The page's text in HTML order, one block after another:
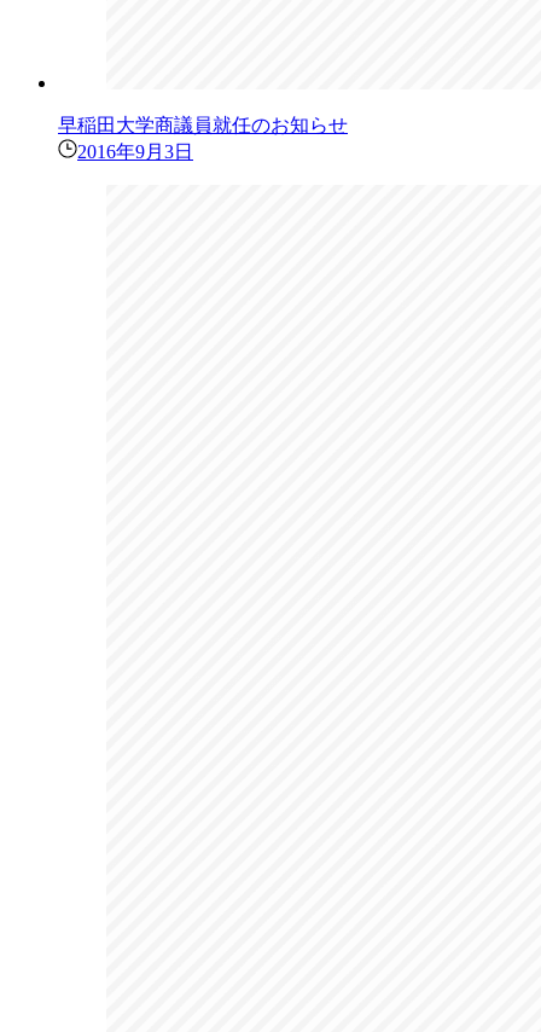
早稲田大学商議員就任のお知らせ
2016年9月3日